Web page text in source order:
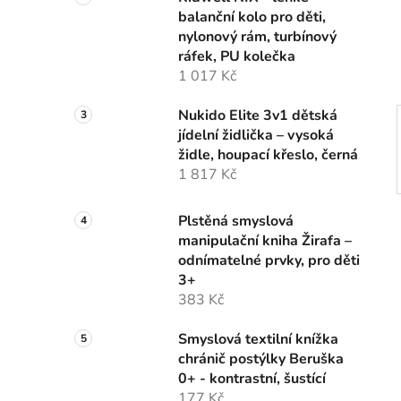
e
balanční kolo pro děti,
nylonový rám, turbínový
ráfek, PU kolečka
1 017 Kč
Nukido Elite 3v1 dětská
jídelní židlička – vysoká
židle, houpací křeslo, černá
1 817 Kč
Plstěná smyslová
manipulační kniha Žirafa –
odnímatelné prvky, pro děti
3+
383 Kč
Smyslová textilní knížka
chránič postýlky Beruška
0+ - kontrastní, šustící